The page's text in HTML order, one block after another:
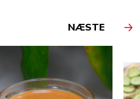
NÆSTE